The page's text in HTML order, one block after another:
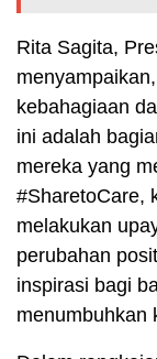
Rita Sagita,
kebahagiaan
ini adalah
mereka yang
#SharetoCare,
melakukan
perubahan
inspirasi bagi
menumbuhkan